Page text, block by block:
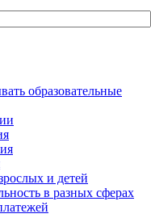
образовательные
и детей
в разных сферах